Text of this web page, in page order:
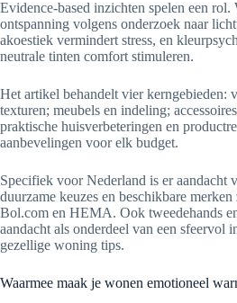
Evidence-based inzichten spelen een
ontspanning volgens onderzoek naar
akoestiek vermindert stress, en
neutrale tinten comfort stimuleren.
Het artikel behandelt vier kerngebieden:
texturen; meubels en indeling;
praktische huisverbeteringen en
aanbevelingen voor elk budget.
Specifiek voor Nederland is er aandacht
duurzame keuzes en beschikbare
Bol.com en HEMA. Ook tweedehands
aandacht als onderdeel van een sfeervol
gezellige woning tips.
Waarmee maak je wonen emotioneel